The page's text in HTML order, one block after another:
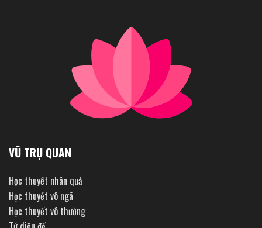
VŨ TRỤ QUAN
Học thuyết nhân quả
Học thuyết vô ngã
Học thuyết vô thường